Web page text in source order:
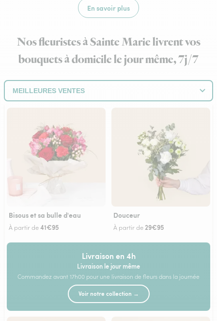
En savoir plus
Nos fleuristes à Sainte Marie livrent vos
bouquets à domicile le jour même, 7j/7
Bisous et sa bulle d'eau
À partir de41€95
Douceur
À partir de 29€95
Livraison en 4h
Livraison le jour même
Commandez avant 17h00 pour une livraison de fleurs dans la journée
Voir notre collection →